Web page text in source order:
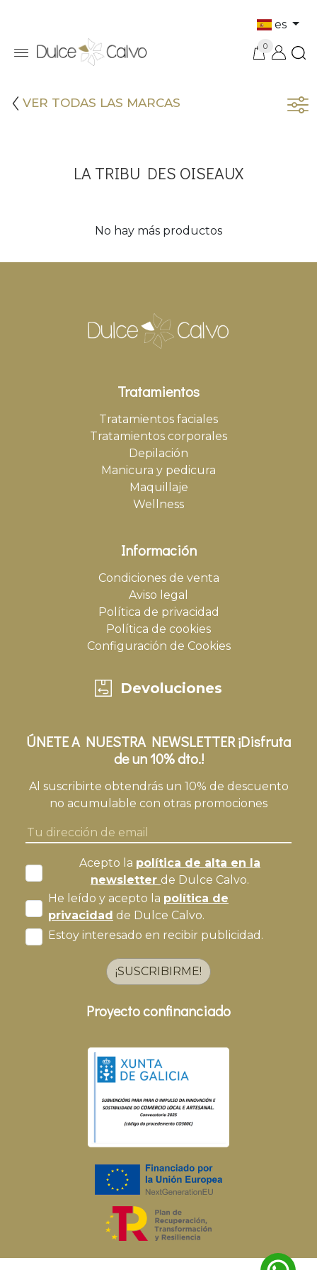
es
0
VER TODAS LAS MARCAS
LA TRIBU DES OISEAUX
No hay más productos
Tratamientos
Tratamientos faciales
Tratamientos corporales
Depilación
Manicura y pedicura
Maquillaje
Wellness
Información
Condiciones de venta
Aviso legal
Política de privacidad
Política de cookies
Configuración de Cookies
Devoluciones
ÚNETE A NUESTRA NEWSLETTER ¡Disfruta
de un 10% dto.!
Al suscribirte obtendrás un 10% de descuento
no acumulable con otras promociones
Acepto la política de alta en la
newsletter de Dulce Calvo.
He leído y acepto la política de
privacidad de Dulce Calvo.
Estoy interesado en recibir publicidad.
¡SUSCRIBIRME!
Proyecto confinanciado